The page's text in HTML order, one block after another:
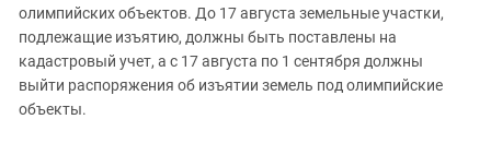
олимпийских объектов. До 17 августа земельные участки,
подлежащие изъятию, должны быть поставлены на
кадастровый учет, а с 17 августа по 1 сентября должны
выйти распоряжения об изъятии земель под олимпийские
объекты.